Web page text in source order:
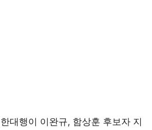
대행이 이완규, 함상훈 후보자 지